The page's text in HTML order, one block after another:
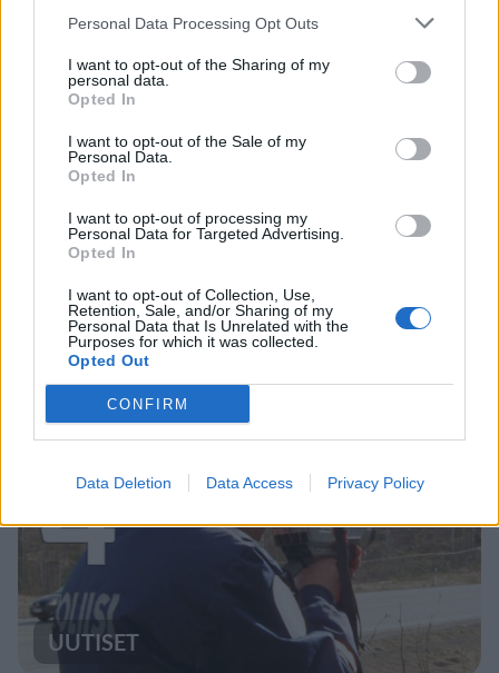
Personal Data Processing Opt Outs
I want to opt-out of the Sharing of my
personal data.
Opted In
I want to opt-out of the Sale of my
Personal Data.
Opted In
I want to opt-out of processing my
Personal Data for Targeted Advertising.
Opted In
I want to opt-out of Collection, Use,
Retention, Sale, and/or Sharing of my
Personal Data that Is Unrelated with the
Purposes for which it was collected.
Opted Out
CONFIRM
Data Deletion Data Access Privacy Policy
3
UUTISET
Kela voi leikata tukia
ulkomaanmatkan vuoksi
4
UUTISET